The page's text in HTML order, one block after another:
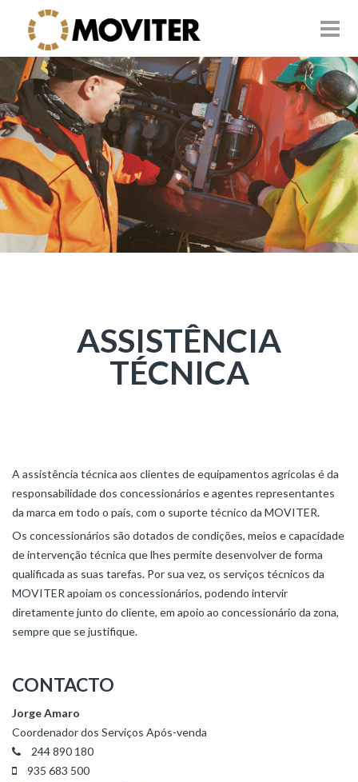
ASSISTÊNCIA
TÉCNICA
A assistência técnica aos clientes de equipamentos agrícolas é da
responsabilidade dos concessionários e agentes representantes
da marca em todo o país, com o suporte técnico da MOVITER.
Os concessionários são dotados de condições, meios e capacidade
de intervenção técnica que lhes permite desenvolver de forma
qualificada as suas tarefas. Por sua vez, os serviços técnicos da
MOVITER apoiam os concessionários, podendo intervir
diretamente junto do cliente, em apoio ao concessionário da zona,
sempre que se justifique.
CONTACTO
Jorge Amaro
Coordenador dos Serviços Após-venda
244 890 180
935 683 500